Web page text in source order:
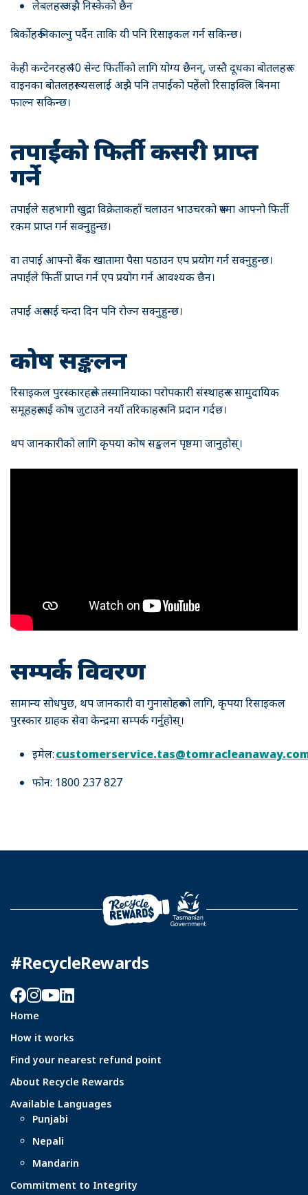
लेबलहरू अझै निस्केको छैन
बिर्कोहरू निकाल्नु पर्दैन ताकि यी पनि रिसाइकल गर्न सकिन्छ।
केही कन्टेनरहरू 10 सेन्ट फिर्तीको लागि योग्य छैनन्, जस्तै दूधका बोतलहरू र
वाइनका बोतलहरू। यसलाई अझै पनि तपाईंको पहेंलो रिसाइक्लि बिनमा
फाल्न सकिन्छ।
तपाईंको फिर्ती कसरी प्राप्त
गर्ने
तपाईंले सहभागी खुद्रा विक्रेताकहाँ चलाउन भाउचरको रूपमा आफ्नो फिर्ती
रकम प्राप्त गर्न सक्नुहुन्छ।
वा तपाईं आफ्नो बैंक खातामा पैसा पठाउन एप प्रयोग गर्न सक्नुहुन्छ।
तपाईंले फिर्ती प्राप्त गर्न एप प्रयोग गर्न आवश्यक छैन।
तपाईं अरूलाई चन्दा दिन पनि रोज्न सक्नुहुन्छ।
कोष सङ्कलन
रिसाइकल पुरस्कारहरूले तस्मानियाका परोपकारी संस्थाहरू र सामुदायिक
समूहहरूलाई कोष जुटाउने नयाँ तरिकाहरू पनि प्रदान गर्दछ।
थप जानकारीको लागि कृपया कोष सङ्कलन पृष्ठमा जानुहोस्।
सम्पर्क विवरण
सामान्य सोधपुछ, थप जानकारी वा गुनासोहरूको लागि, कृपया रिसाइकल
पुरस्कार ग्राहक सेवा केन्द्रमा सम्पर्क गर्नुहोस्।
इमेल:
फोन: 1800 237 827
#RecycleRewards
Facebook
Instagram
YouTube
LinkedIn
Home
How it works
Find your nearest refund point
About Recycle Rewards
Available Languages
Punjabi
Nepali
Mandarin
Commitment to Integrity